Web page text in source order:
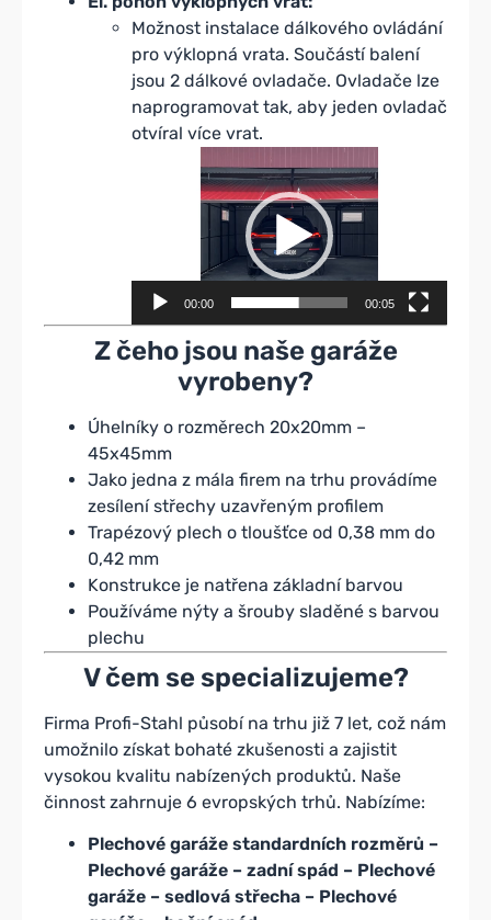
Možnost instalace dálkového ovládání
pro výklopná vrata. Součástí balení
jsou 2 dálkové ovladače. Ovladače lze
naprogramovat tak, aby jeden ovladač
otvíral více vrat.
přehrávač
00:00 00:05
Z čeho jsou naše garáže
vyrobeny?
Úhelníky o rozměrech 20x20mm –
45x45mm
Jako jedna z mála firem na trhu provádíme
zesílení střechy uzavřeným profilem
Trapézový plech o tloušťce od 0,38 mm do
0,42 mm
Konstrukce je natřena základní barvou
Používáme nýty a šrouby sladěné s barvou
plechu
V čem se specializujeme?
Firma Profi-Stahl působí na trhu již 7 let, což nám
umožnilo získat bohaté zkušenosti a zajistit
vysokou kvalitu nabízených produktů. Naše
činnost zahrnuje 6 evropských trhů. Nabízíme:
Plechové garáže standardních rozměrů –
Plechové garáže – zadní spád – Plechové
garáže – sedlová střecha – Plechové